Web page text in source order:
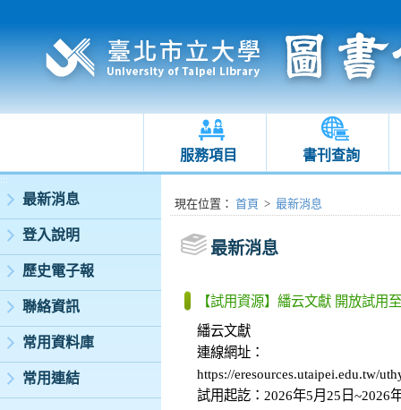
服務項目 書刊查詢
:::
最新消息
登入說明
歷史電子報
聯絡資訊
常用資料庫
常用連結
:::現在位置 ： 首頁 > 最新消息
最新消息
【試用資源】繙云文獻 開放試用
繙云文獻
連線網址：
https://eresources.utaipei.edu.tw/
試用起訖：2026年5月25日~2026